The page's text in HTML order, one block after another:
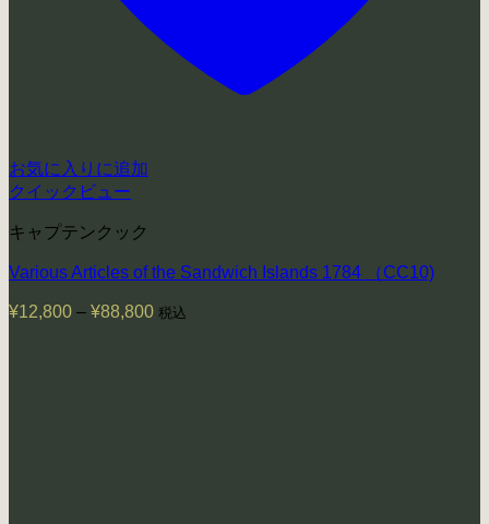
お気に入りに追加
クイックビュー
キャプテンクック
Various Articles of the Sandwich Islands 1784 （CC10)
¥12,800 – ¥88,800価
税込